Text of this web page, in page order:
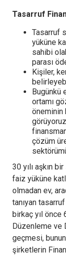
Tasarruf
Tasarruf
yüküne
sahibi
parası
Kişiler,
Bugünkü
ortamı
öneminin
çözüm
30 yılı aşkın
faiz yüküne
olmadan ev,
tanıyan
birkaç yıl önce
Düzenleme ve
geçmesi,
şirketlerin